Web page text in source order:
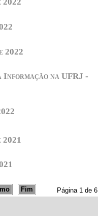
2022
Informação na UFRJ -
Página 1 de 6
Fim